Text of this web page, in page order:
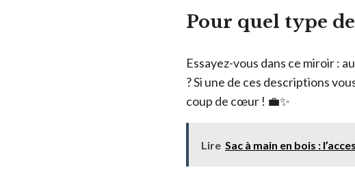
Pour quel type
Essayez-vous dans ce miroir :
? Si une de ces descriptions
coup de cœur ! 💼✨
Lire Sac à main en bois :